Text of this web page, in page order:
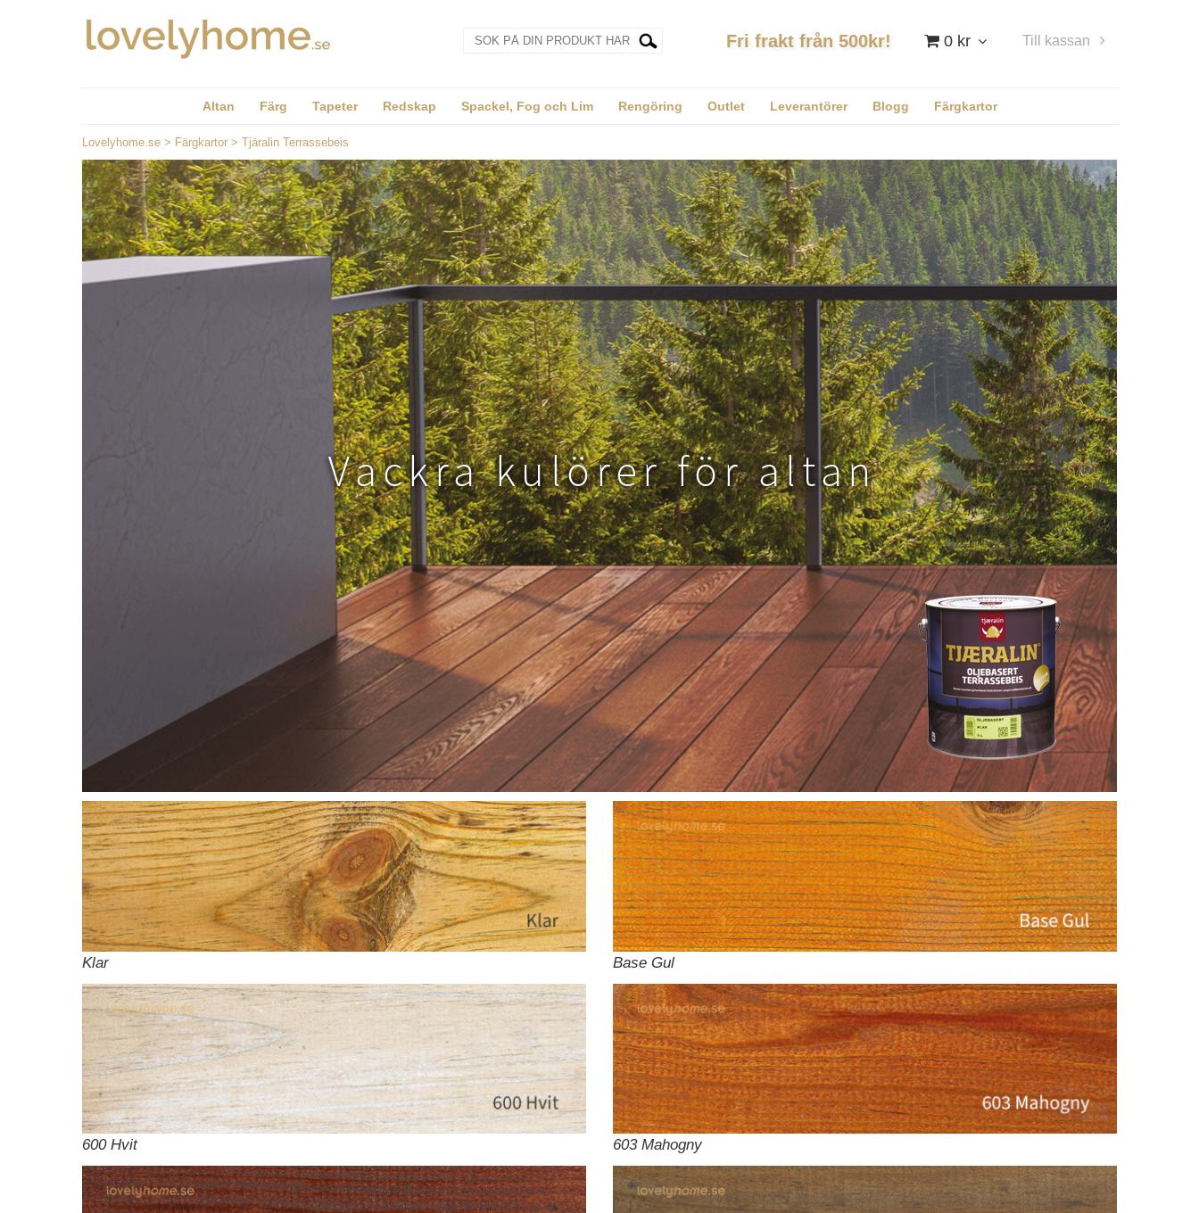
0 kr Till kassan
Fri frakt från 500kr!
Altan Färg Tapeter Redskap Spackel, Fog och Lim Rengöring Outlet Leverantörer Blogg Färgkartor
Lovelyhome.se > Färgkartor > Tjäralin Terrassebeis
Klar Base Gul
600 Hvit 603 Mahogny